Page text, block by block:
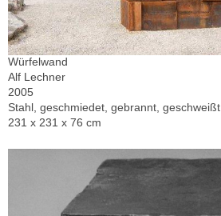
Würfelwand
Alf Lechner
2005
Stahl, geschmiedet, gebrannt, geschweißt
231 x 231 x 76 cm